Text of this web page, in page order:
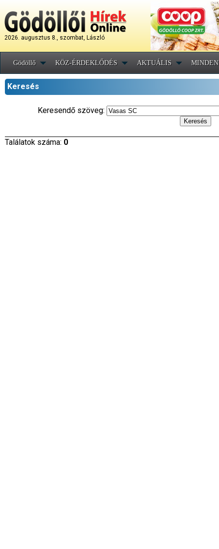
2026. augusztus 8., szombat, László
Gödöllő KÖZ-ÉRDEKLŐDÉS AKTUÁLIS
Keresés
Keresendő szöveg:
Találatok száma: 0